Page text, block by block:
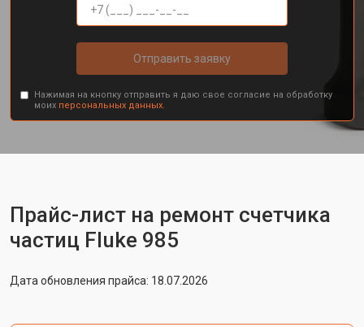
Отправить заявку
Нажимая на кнопку отправить я даю свое согласие на обработку
моих персональных данных.
Прайс-лист на ремонт счетчика
частиц Fluke 985
Дата обновления прайса: 18.07.2026